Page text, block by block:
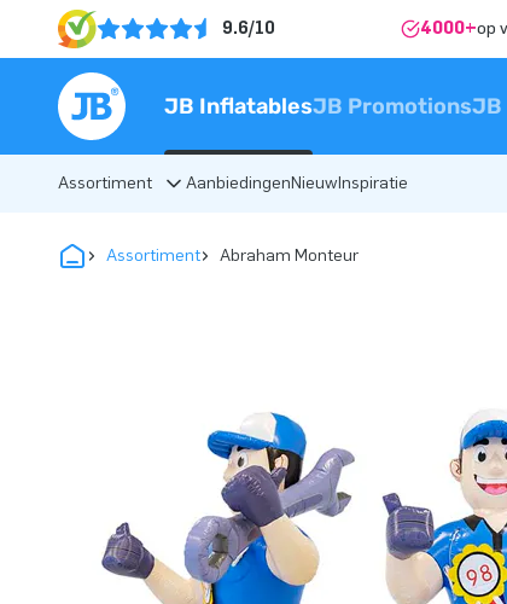
9.6/10 4000+op
JB InflatablesJB PromotionsJB
Assortiment AanbiedingenNieuwInspiratie
Assortiment Abraham Monteur